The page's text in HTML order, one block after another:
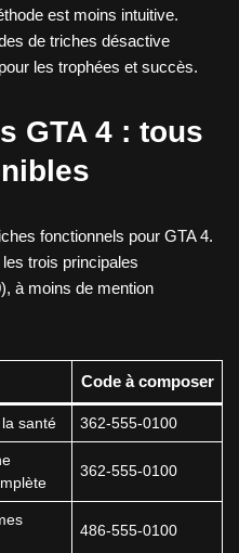
est moins intuitive.
de triches désactive
les trophées et succès.
GTA 4 : tous
fonctionnels pour GTA 4.
trois principales
à moins de mention
Code à composer
santé 362-555-0100
362-555-0100
486-555-0100